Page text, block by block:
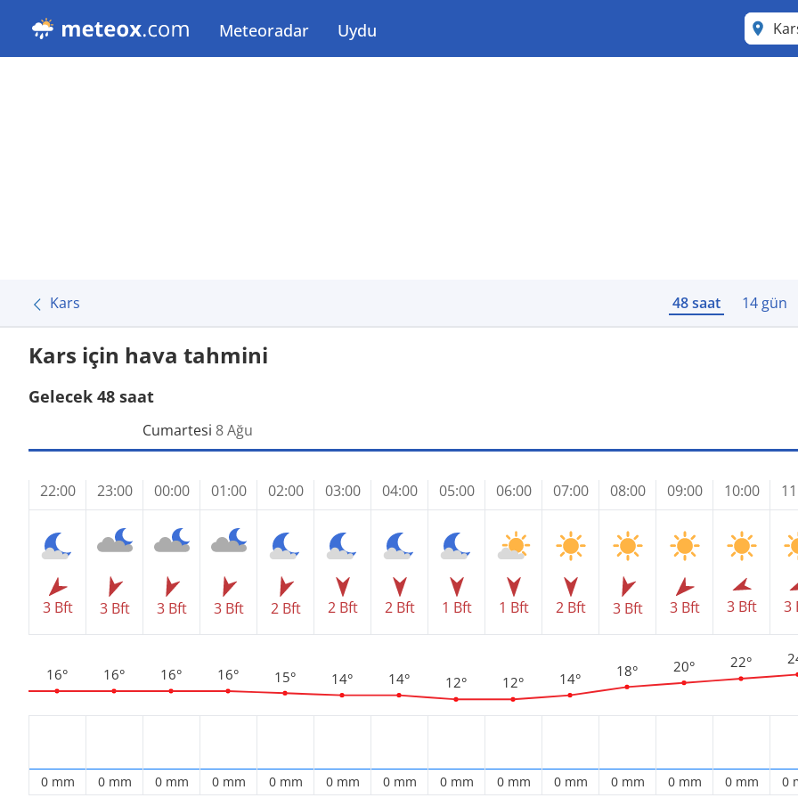
Meteoradar Uydu
Kars 48 saat 14 gün
Kars için hava tahmini
Gelecek 48 saat
22:00
3 Bft
16°
0 mm
23:00
3 Bft
16°
0 mm
Cumartesi 8 Ağu
00:00
3 Bft
16°
0 mm
01:00
3 Bft
16°
0 mm
02:00
2 Bft
15°
0 mm
03:00
2 Bft
14°
0 mm
04:00
2 Bft
14°
0 mm
05:00
1 Bft
12°
0 mm
06:00
1 Bft
12°
0 mm
07:00
2 Bft
14°
0 mm
08:00
3 Bft
18°
0 mm
09:00
3 Bft
20°
0 mm
10:00
3 Bft
22°
0 mm
3
0